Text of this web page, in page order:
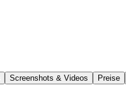
Screenshots & Videos Preise